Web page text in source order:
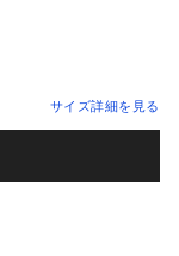
サイズ詳細を見る